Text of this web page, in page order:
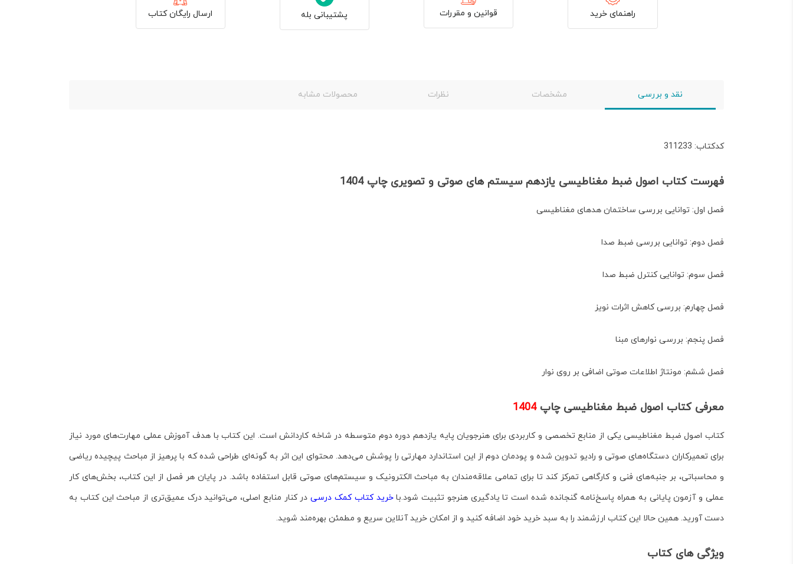
راهنمای خرید قوانین و مقررات پشتیبانی بله ارسال رایگان کتاب
نقد و بررسی مشخصات نظرات محصولات مشابه
کدکتاب: 311233
فهرست کتاب اصول ضبط مغناطیسی یازدهم سیستم های صوتی و تصویری چاپ 1404
فصل اول: توانایی بررسی ساختمان هدهای مغناطیسی
فصل دوم: توانایی بررسی ضبط صدا
فصل سوم: توانایی کنترل ضبط صدا
فصل چهارم: بررسی کاهش اثرات نویز
فصل پنجم: بررسی نوارهای مبنا
فصل ششم: مونتاژ اطلاعات صوتی اضافی بر روی نوار
معرفی کتاب اصول ضبط مغناطیسی چاپ1404
کتاب اصول ضبط مغناطیسییکی از منابع تخصصی و کاربردی برای هنرجویان پایه یازدهم دوره دوم متوسطه در شاخه کاردانش است. این کتاب با هدف آموزش عملی مهارت‌های مورد نیاز
برای تعمیرکاران دستگاه‌های صوتی و رادیو تدوین شده و پودمان دوم از این استاندارد مهارتی را پوشش می‌دهد. محتوای این اثر به گونه‌ای طراحی شده که با پرهیز از مباحث پیچیده ریاضی
و محاسباتی، بر جنبه‌های فنی و کارگاهی تمرکز کند تا برای تمامی علاقه‌مندان به مباحث الکترونیک و سیستم‌های صوتی قابل استفاده باشد. در پایان هر فصل از این کتاب، بخش‌هایکار
عملیوآزمون پایانی به همراه پاسخ‌نامه گنجانده شده است تا یادگیری هنرجو تثبیت شود.باخرید کتاب کمک درسیدر کنار منابع اصلی، می‌توانید درک عمیق‌تری از مباحث این کتاب به
دست آورید. همین حالا این کتاب ارزشمند را به سبد خرید خود اضافه کنید و از امکان خرید آنلاین سریع و مطمئن بهره‌مند شوید.
ویژگی های کتاب